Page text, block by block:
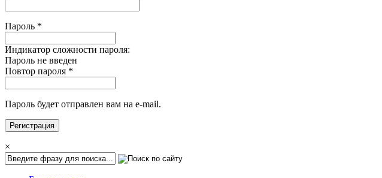
Пароль *
Индикатор сложности пароля:
Пароль не введен
Повтор пароля *
Пароль будет отправлен вам на e-mail.
×